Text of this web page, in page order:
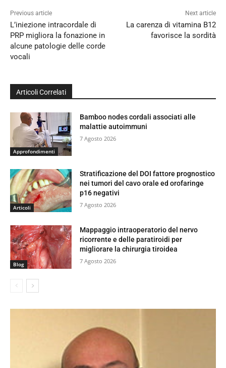
Previous article
L’iniezione intracordale di
PRP migliora la fonazione in
alcune patologie delle corde
vocali
Next article
La carenza di vitamina B12
favorisce la sordità
Articoli Correlati
Approfondimenti
Bamboo nodes cordali associati alle
malattie autoimmuni
7 Agosto 2026
Articoli
Stratificazione del DOI fattore prognostico
nei tumori del cavo orale ed orofaringe
p16 negativi
7 Agosto 2026
Blog
Mappaggio intraoperatorio del nervo
ricorrente e delle paratiroidi per
migliorare la chirurgia tiroidea
7 Agosto 2026